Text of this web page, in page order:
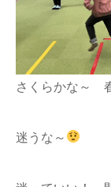
さくらかな～
迷うな～